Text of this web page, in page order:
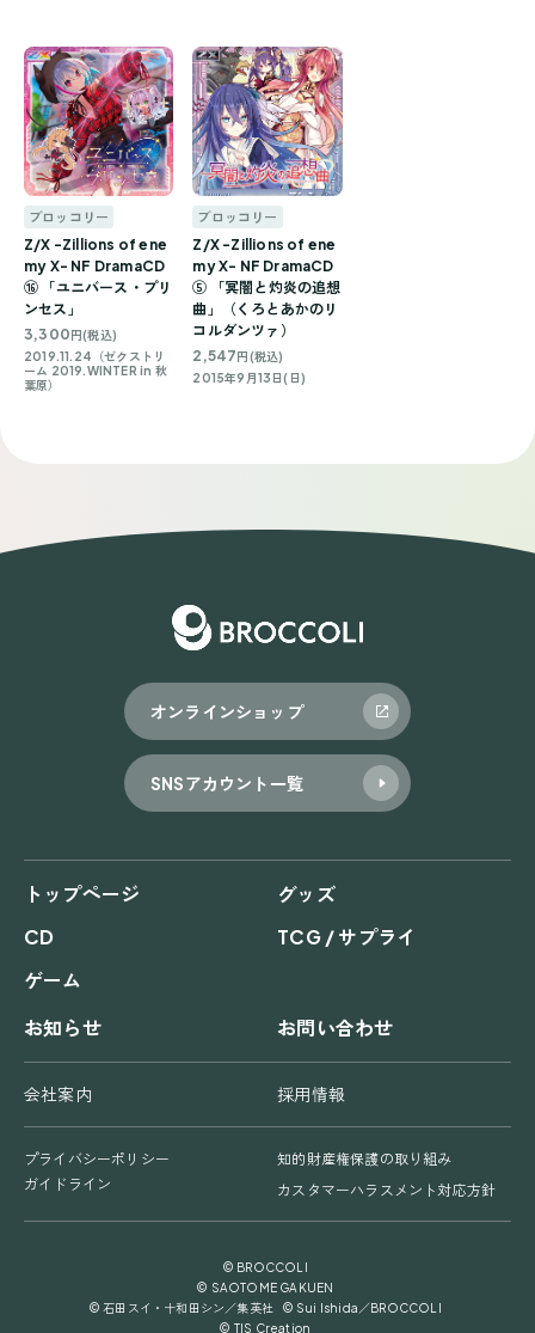
ブロッコリー
Z/X -Zillions of ene
my X- NF DramaCD
⑯ 「ユニバース・プリ
ンセス」
3,300円(税込)
2019.11.24（ゼクストリ
ーム 2019.WINTER in 秋
葉原）
ブロッコリー
Z/X -Zillions of ene
my X- NF DramaCD
⑤ 「冥闇と灼炎の追想
曲」（くろとあかのリ
コルダンツァ）
2,547円(税込)
2015年9月13日(日)
オンラインショップ
SNSアカウント一覧
トップページ
グッズ
CD
TCG / サプライ
ゲーム
お知らせ
お問い合わせ
会社案内 採用情報
プライバシーポリシー
知的財産権保護の取り組み
ガイドライン
カスタマーハラスメント対応方針
© BROCCOLI
© SAOTOME GAKUEN
© 石田スイ・十和田シン／集英社 © Sui Ishida／BROCCOLI
© TIS Creation